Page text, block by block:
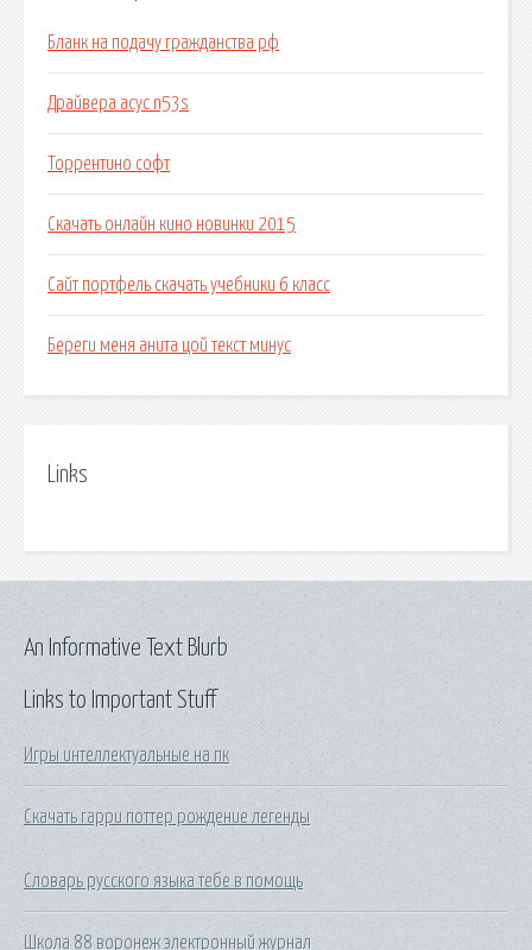
Бланк на подачу гражданства рф
Драйвера асус n53s
Торрентино софт
Скачать онлайн кино новинки 2015
Сайт портфель скачать учебники 6 класс
Береги меня анита цой текст минус
Links
Links to Important Stuff
Игры интеллектуальные на пк
Скачать гарри поттер рождение легенды
Словарь русского языка тебе в помощь
Школа 88 воронеж электронный журнал
An Informative Text Blurb